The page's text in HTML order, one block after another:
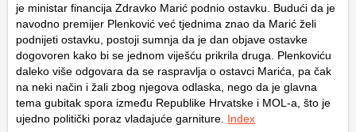
je ministar financija Zdravko Marić podnio ostavku. Budući da je
navodno premijer Plenković već tjednima znao da Marić želi
podnijeti ostavku, postoji sumnja da je dan objave ostavke
dogovoren kako bi se jednom viješću prikrila druga. Plenkoviću
daleko više odgovara da se raspravlja o ostavci Marića, pa čak
na neki način i žali zbog njegova odlaska, nego da je glavna
tema gubitak spora između Republike Hrvatske i MOL-a, što je
ujedno politički poraz vladajuće garniture. Index